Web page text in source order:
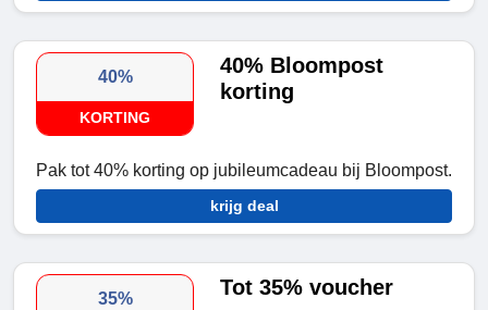
40%
KORTING
40% Bloompost
korting
Pak tot 40% korting op jubileumcadeau bij Bloompost.
krijg deal
35% Tot 35% voucher